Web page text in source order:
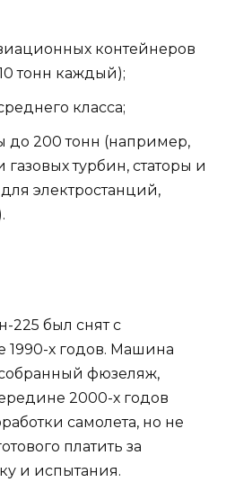
контейнеров
тонн каждый);
класса;
до 200 тонн (например,
турбин, статоры и
электростанций,
225 был снят с
1990-х годов. Машина
фюзеляж,
2000-х годов
самолета, но не
платить за
и испытания.